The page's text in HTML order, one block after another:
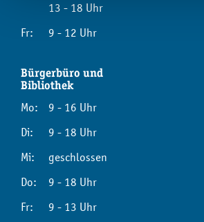
13 - 18 Uhr
Fr:
9 - 12 Uhr
Bürgerbüro und
Bibliothek
Mo:
9 - 16 Uhr
Di:
9 - 18 Uhr
Mi:
geschlossen
Do:
9 - 18 Uhr
Fr:
9 - 13 Uhr